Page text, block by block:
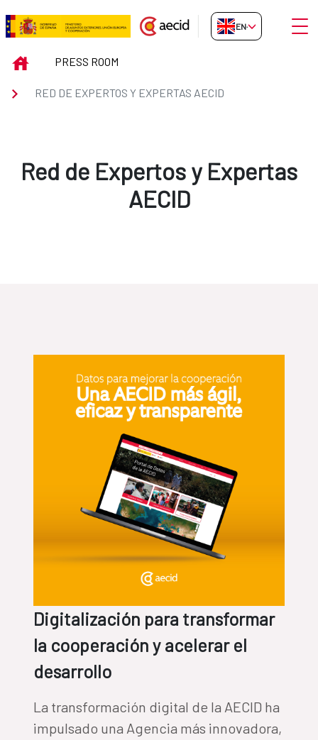
Skip to Main Content
Red de Expertos y Expertas
EN-GB
INICIOPRESS ROOM
RED DE EXPERTOS Y EXPERTAS AECID
Red de Expertos y Expertas
AECID
Digitalización para transformar
la cooperación y acelerar el
desarrollo
La transformación digital de la AECID ha
impulsado una Agencia más innovadora,